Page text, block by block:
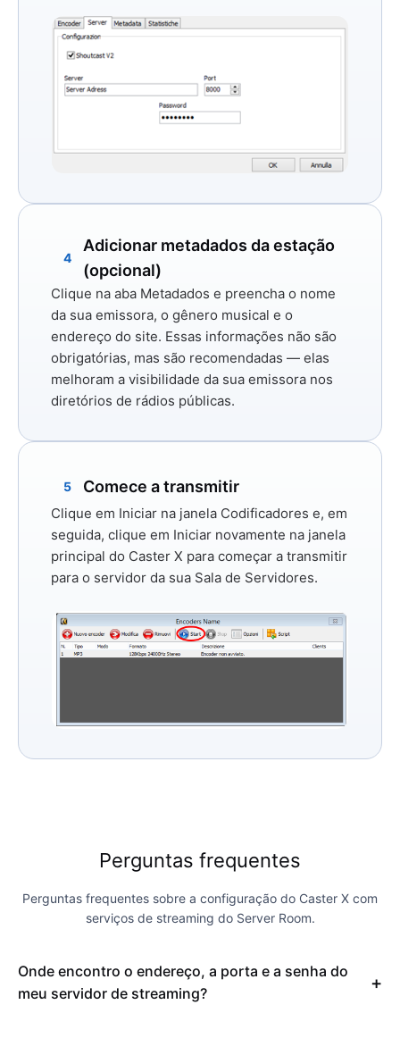
4
Adicionar metadados da estação
(opcional)
Clique na aba Metadados e preencha o nome
da sua emissora, o gênero musical e o
endereço do site. Essas informações não são
obrigatórias, mas são recomendadas — elas
melhoram a visibilidade da sua emissora nos
diretórios de rádios públicas.
5 Comece a transmitir
Clique em Iniciar na janela Codificadores e, em
seguida, clique em Iniciar novamente na janela
principal do Caster X para começar a transmitir
para o servidor da sua Sala de Servidores.
Perguntas frequentes
Perguntas frequentes sobre a configuração do Caster X com
serviços de streaming do Server Room.
Onde encontro o endereço, a porta e a senha do
meu servidor de streaming?